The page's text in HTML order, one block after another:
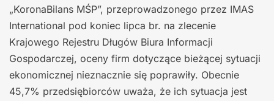
„KoronaBilans MŚP”, przeprowadzonego przez IMAS
International pod koniec lipca br. na zlecenie
Krajowego Rejestru Długów Biura Informacji
Gospodarczej, oceny firm dotyczące bieżącej sytuacji
ekonomicznej nieznacznie się poprawiły. Obecnie
45,7% przedsiębiorców uważa, że ich sytuacja jest